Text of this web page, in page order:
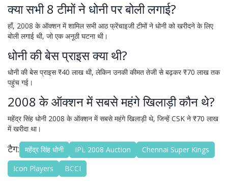
क्या सभी 8 टीमों ने धोनी पर बोली लगाई?
हाँ, 2008 के ऑक्शन में शामिल सभी आठ फ्रेंचाइजी टीमों ने धोनी को खरीदने के लिए
बोली लगाई थी, जो एक अनूठी घटना थी।
धोनी की बेस प्राइस क्या थी?
धोनी की बेस प्राइस ₹40 लाख थी, लेकिन उनकी कीमत तेजी से बढ़कर ₹70 लाख तक
पहुंच गई।
2008 के ऑक्शन में सबसे महंगे खिलाड़ी कौन थे?
महेंद्र सिंह धोनी 2008 के ऑक्शन में सबसे महंगे खिलाड़ी थे, जिन्हें CSK ने ₹70 लाख
में खरीदा था।
टैग: महेंद्र सिंह धोनी IPL 2008 Auction
Chennai Super Kings
Icon Players
BCCI